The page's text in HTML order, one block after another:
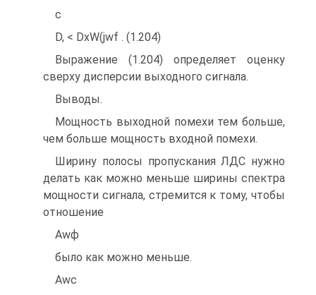
с
D, < DxW(jwf . (1.204)
Выражение (1.204) определяет оценку
сверху дисперсии выходного сигнала.
Выводы.
Мощность выходной помехи тем больше,
чем больше мощность входной помехи.
Ширину полосы пропускания ЛДС нужно
делать как можно меньше ширины спектра
мощности сигнала, стремится к тому, чтобы
отношение
Awф
было как можно меньше.
Awc